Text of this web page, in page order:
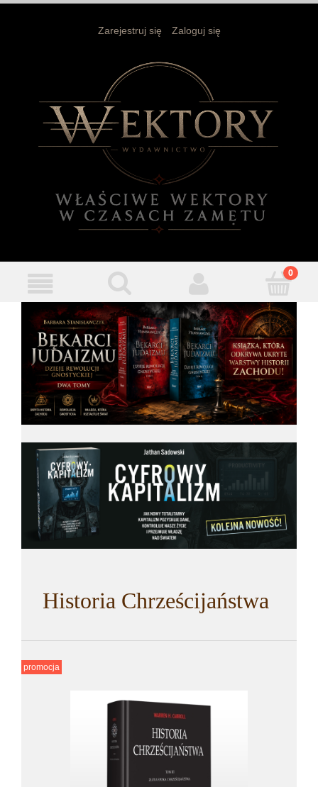
Zarejestruj się Zaloguj się
Historia Chrześcijaństwa
promocja